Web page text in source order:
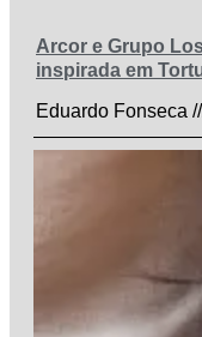
Arcor e Grupo
inspirada em
Eduardo Fonseca